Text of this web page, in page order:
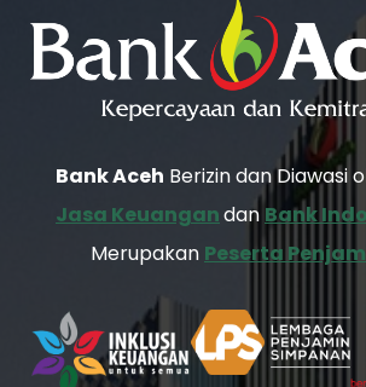
Bank Aceh Berizin dan Diawasi
Jasa Keuangandan Bank
Merupakan Peserta